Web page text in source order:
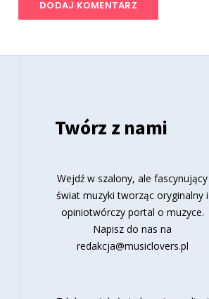
Twórz z nami
Wejdź w szalony, ale fascynujący
świat muzyki tworząc oryginalny i
opiniotwórczy portal o muzyce.
Napisz do nas na
redakcja@musiclovers.pl